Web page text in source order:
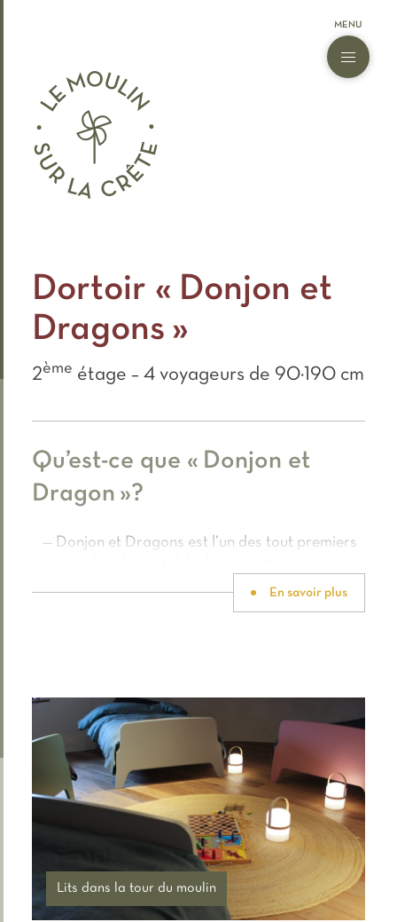
Dortoir « Donjon et
Dragons »
2ème étage – 4 voyageurs de 90×190 cm
Qu’est-ce que « Donjon et
Dragon »?
Donjon et Dragons est l’un des tout premiers
fantastique créé dans les années 1970 par les
Américains Gary Gygax et Dave Arneson.
de la nature ;
des dieux qui interagissent avec le monde
en accordant des pouvoirs à leurs prêtres
;
des dimensions parallèles, où vivent les
dieux, les démons et de manière générale
les « extérieurs », et auxquels on peut
accéder par des sorts.
En savoir plus
Lits dans la tour du moulin